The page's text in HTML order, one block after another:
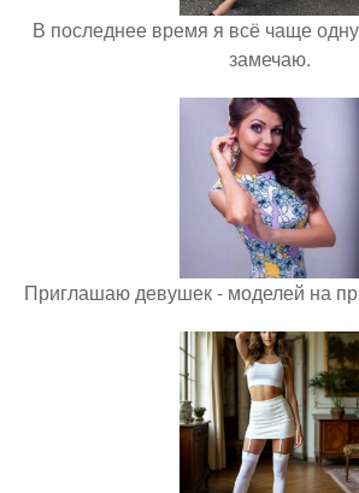
В последнее время я всё чаще
замечаю.
Приглашаю девушек - моделей на